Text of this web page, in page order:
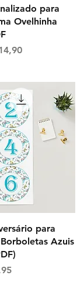
rápidapara
Ovelhinha
promocional
rápidapara
Azuis
promocional